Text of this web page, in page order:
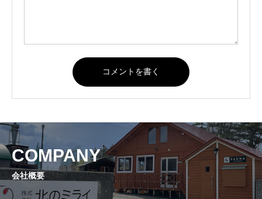
COMPANY
会社概要